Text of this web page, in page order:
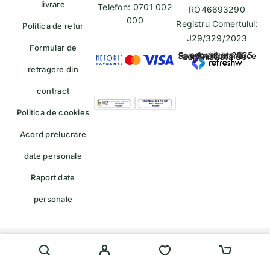
livrare
Politica de retur
Formular de
retragere din
contract
Politica de cookies
Acord prelucrare
date personale
Raport date
personale
RO46693290
Registru Comertului:
J29/329/2023
copyrights © Rayahalal.ro 2025. Soluție eCommerce administrată de
Telefon: 0701 002
000